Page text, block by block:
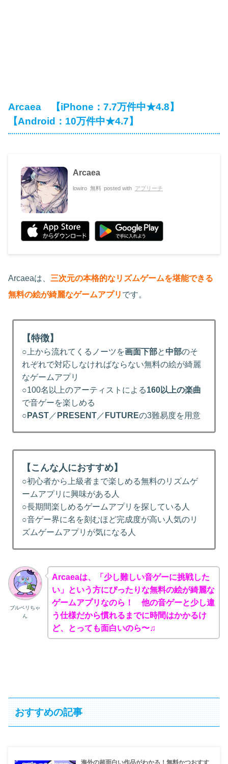
Arcaea 【iPhone：7.7万件中★4.8】
【Android：10万件中★4.7】
Arcaea
lowiro 無料 posted with アプリーチ
Arcaeaは、 三次元の本格的なリズムゲームを堪能できる
無料の絵が綺麗なゲームアプリ です。
【特徴】
○上から流れてくるノーツを画面下部と 中部のそ
れぞれで対応しなければならない無料の絵が綺麗
なゲームアプリ
○100名以上のアーティストによる160以上の楽曲
で音ゲーを楽しめる
○ PAST ／ PRESENT ／ FUTUREの3難易度を用意
【こんな人におすすめ】
○初心者から上級者まで楽しめる無料のリズムゲ
ームアプリに興味がある人
○長期間楽しめるゲームアプリを探している人
○音ゲー界に名を刻むほど完成度が高い人気のリ
ズムゲームアプリが気になる人
ブルベリちゃ
ん
Arcaeaは、「少し難しい音ゲーに挑戦した
い」という方にぴったりな無料の絵が綺麗な
ゲームアプリなのら！ 他の音ゲーと少し違
う仕様だから慣れるまでに時間はかかるけ
ど、とっても面白いのら〜♫
おすすめの記事
海外の超面白い作品がわかる！無料かつおすす